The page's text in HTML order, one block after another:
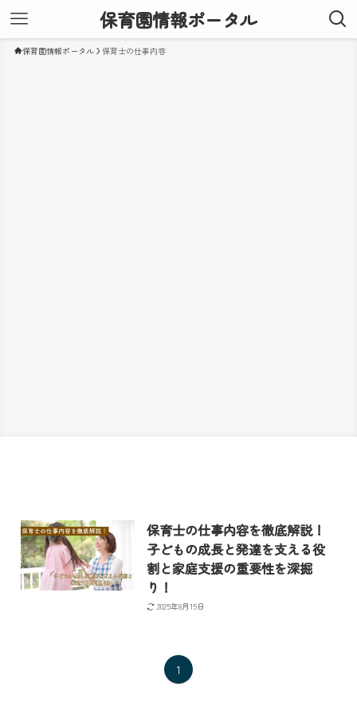
保育園情報ポータル
保育園情報ポータル 保育士の仕事内容
保育士の仕事内容を徹底解説！
子どもの成長と発達を支える役
割と家庭支援の重要性を深掘
り！
2025年8月15日
1